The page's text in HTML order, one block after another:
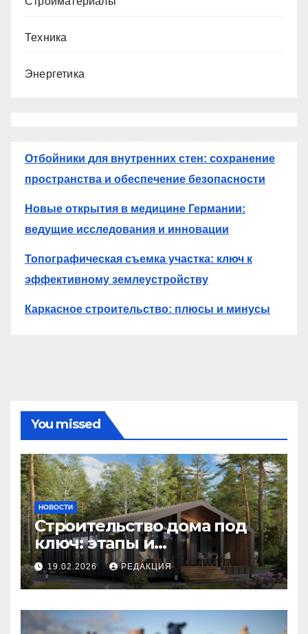
Техника
Энергетика
Отбойники для внутренних стен: сохранение
пространства и обеспечение безопасности
Новые открытия в медицине Германии:
ведущие исследования и инновации
Топографическая съемка участка: ключ к
эффективному землеустройству
Каркасное строительство: плюсы и минусы
You missed
НОВОСТИ
Строительство дома под
ключ: этапы и
планирование бюджета
19.02.2026 РЕДАКЦИЯ